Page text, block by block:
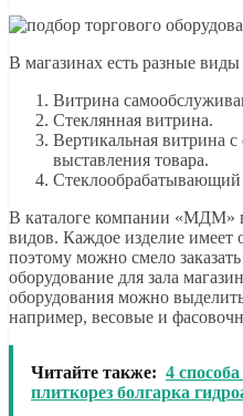
В магазинах есть разные
Витрина
Стеклянная витрина.
Вертикальная витрина
выставления товара.
Стеклообрабатывающий
В каталоге компании «MДМ»
видов. Каждое изделие
поэтому можно смело
оборудование для зала
оборудования можно
например, весовые и
Читайте также: 4
плиткорез болгарка